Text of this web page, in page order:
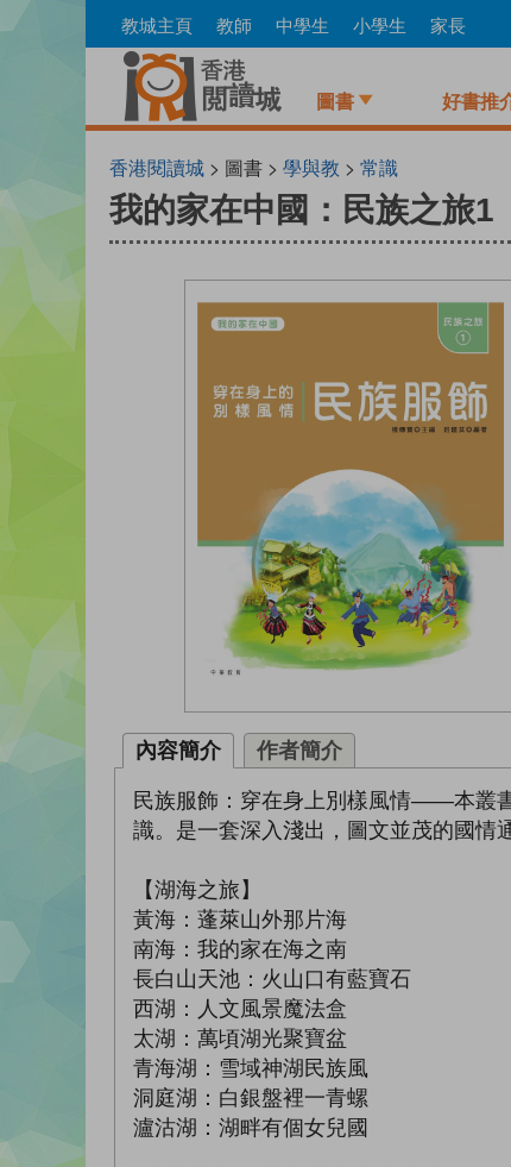
to
教城主頁 教師 中學生 小學生 家長
圖書 好書推
香港閱讀城 > 圖書 > 學與教 > 常識
我的家在中國：民族之旅1
內容簡介 作者簡介
民族服飾：穿在身上別樣風情——本叢
識。是一套深入淺出，圖文並茂的國情
【湖海之旅】
黃海：蓬萊山外那片海
南海：我的家在海之南
長白山天池：火山口有藍寶石
西湖：人文風景魔法盒
太湖：萬頃湖光聚寶盆
青海湖：雪域神湖民族風
洞庭湖：白銀盤裡一青螺
瀘沽湖：湖畔有個女兒國